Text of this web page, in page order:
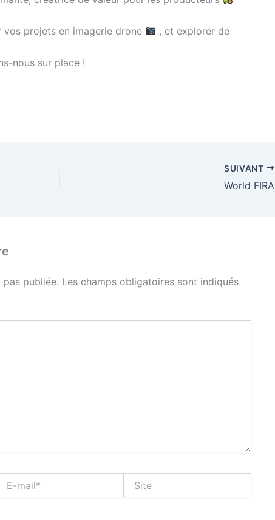
vos projets en imagerie drone
, et explorer de
nous sur place !
SUIVANT
World FIRA
publiée. Les champs obligatoires sont indiqués
mail*